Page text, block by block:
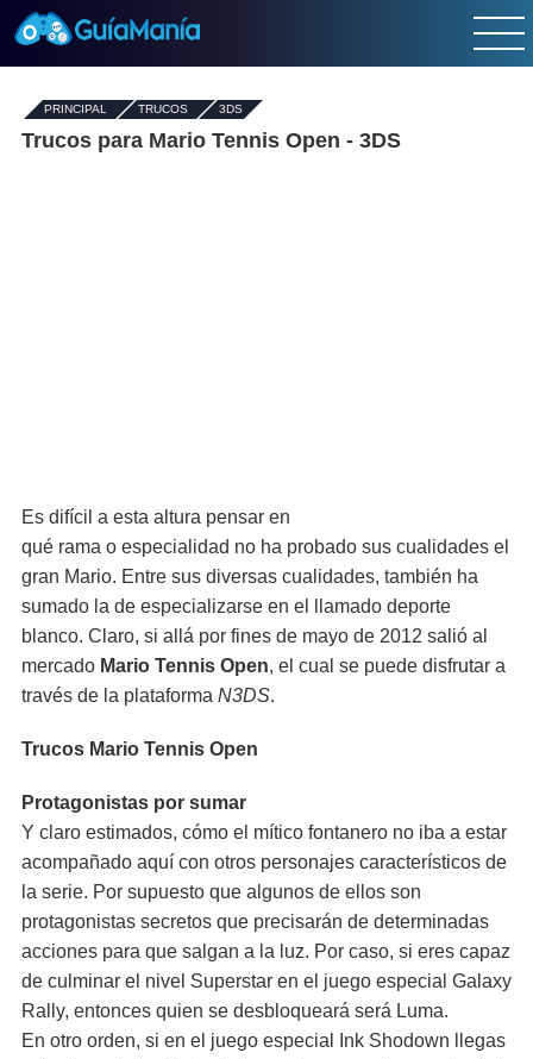
PRINCIPAL - TRUCOS- 3DS
Trucos para Mario Tennis Open - 3DS
Es difícil a esta altura pensar en
qué rama o especialidad no ha probado sus cualidades el
gran Mario. Entre sus diversas cualidades, también ha
sumado la de especializarse en el llamado deporte
blanco. Claro, si allá por fines de mayo de 2012 salió al
mercado Mario Tennis Open, el cual se puede disfrutar a
través de la plataforma N3DS.
Trucos Mario Tennis Open
Protagonistas por sumar
Y claro estimados, cómo el mítico fontanero no iba a estar
acompañado aquí con otros personajes característicos de
la serie. Por supuesto que algunos de ellos son
protagonistas secretos que precisarán de determinadas
acciones para que salgan a la luz. Por caso, si eres capaz
de culminar el nivel Superstar en el juego especial Galaxy
Rally, entonces quien se desbloqueará será Luma.
En otro orden, si en el juego especial Ink Shodown llegas